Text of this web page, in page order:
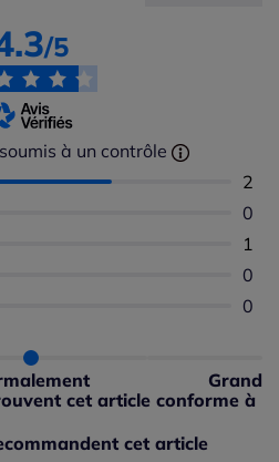
/5
à un contrôle
2
0
1
0
0
Grand
les avis clients
100%
cet article conforme à
cet article